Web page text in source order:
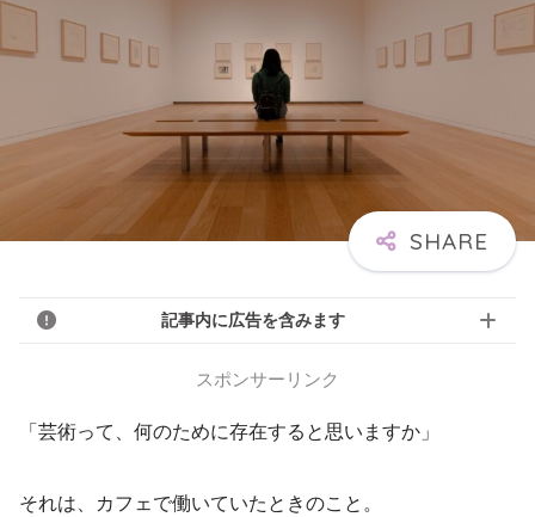
記事内に広告を含みます
スポンサーリンク
「芸術って、何のために存在すると思いますか」
それは、カフェで働いていたときのこと。